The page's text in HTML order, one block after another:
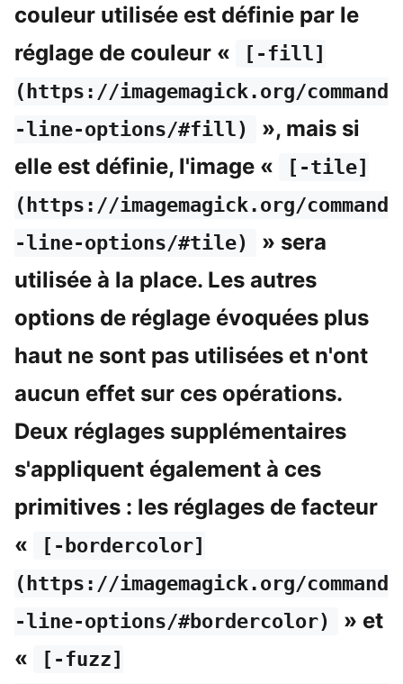
couleur utilisée est définie par le
réglage de couleur «
[-fill]
(https://imagemagick.org/command
-line-options/#fill)
», mais si
elle est définie, l'image «
[-tile]
(https://imagemagick.org/command
-line-options/#tile)
» sera
utilisée à la place. Les autres
options de réglage évoquées plus
haut ne sont pas utilisées et n'ont
aucun effet sur ces opérations.
Deux réglages supplémentaires
s'appliquent également à ces
primitives : les réglages de facteur
«
[-bordercolor]
(https://imagemagick.org/command
-line-options/#bordercolor)
» et
«
[-fuzz]